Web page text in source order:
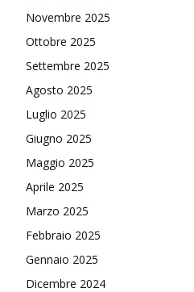
Novembre 2025
Ottobre 2025
Settembre 2025
Agosto 2025
Luglio 2025
Giugno 2025
Maggio 2025
Aprile 2025
Marzo 2025
Febbraio 2025
Gennaio 2025
Dicembre 2024